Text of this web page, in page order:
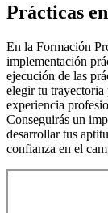
Prácticas
En la Formación
implementación
ejecución de las
elegir tu trayectoria
experiencia
Conseguirás un
desarrollar tus
confianza en el